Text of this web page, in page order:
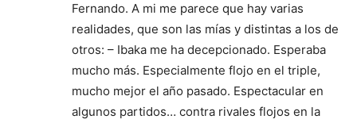
Fernando. A mi me parece que hay varias
realidades, que son las mías y distintas a los de
otros: – Ibaka me ha decepcionado. Esperaba
mucho más. Especialmente flojo en el triple,
mucho mejor el año pasado. Espectacular en
algunos partidos… contra rivales flojos en la